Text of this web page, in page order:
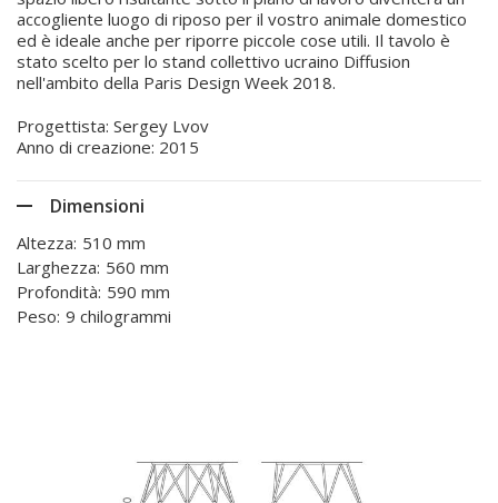
accogliente luogo di riposo per il vostro animale domestico
ed è ideale anche per riporre piccole cose utili. Il tavolo è
stato scelto per lo stand collettivo ucraino Diffusion
nell'ambito della Paris Design Week 2018.
Progettista: Sergey Lvov
Anno di creazione: 2015
Dimensioni
Altezza: 510 mm
Larghezza: 560 mm
Profondità: 590 mm
Peso: 9 chilogrammi